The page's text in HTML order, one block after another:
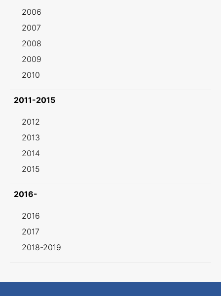
2006
2007
2008
2009
2010
2011-2015
2012
2013
2014
2015
2016-
2016
2017
2018-2019